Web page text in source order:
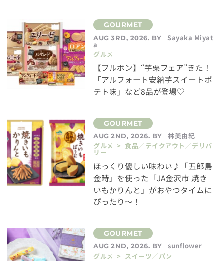
AUG 3RD, 2026. BY Sayaka Miyat
a
グルメ
【ブルボン】“芋栗フェア”きた！
「アルフォート安納芋スイートポ
テト味」など8品が登場♡
AUG 2ND, 2026. BY
林美由紀
グルメ > 食品／テイクアウト／デリバ
リー
ほっくり優しい味わい♪「五郎島
金時」を使った「JA金沢市 焼き
いもかりんと」がおやつタイムに
ぴったり～！
AUG 2ND, 2026. BY
sunflower
グルメ > スイーツ／パン